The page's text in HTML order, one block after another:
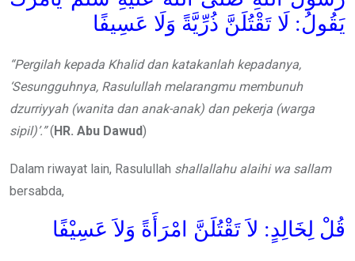
يَقُولُ: لَا تَقْتُلَنَّ ذُرِّيَّةً وَلَا عَسِيفًا
“Pergilah kepada Khalid dan katakanlah kepadanya,
‘Sesungguhnya, Rasulullah melarangmu membunuh
dzurriyyah (wanita dan anak-anak) dan pekerja (warga
sipil)’.”(HR. Abu Dawud)
Dalam riwayat lain, Rasulullah shallallahu alaihi wa sallam
bersabda,
قُلْ لِخَالِدٍ: لاَ تَقْتُلَنَّ امْرَأَةً وَلاَ عَسِيْفًا